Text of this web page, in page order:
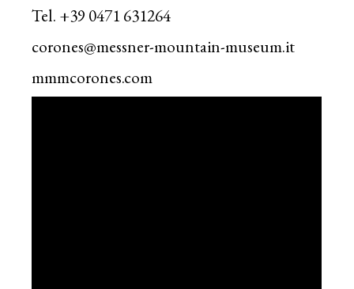
Tel. +39 0471 631264
corones@messner-mountain-museum.it
mmmcorones.com